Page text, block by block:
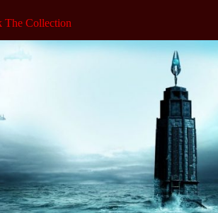
The Collection